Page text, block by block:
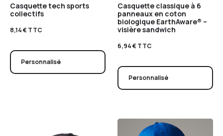
Casquette tech sports
collectifs
8,14€TTC
Personnalisé
Casquette classique à 6
panneaux en coton
biologique EarthAware® –
visière sandwich
6,94€TTC
Personnalisé